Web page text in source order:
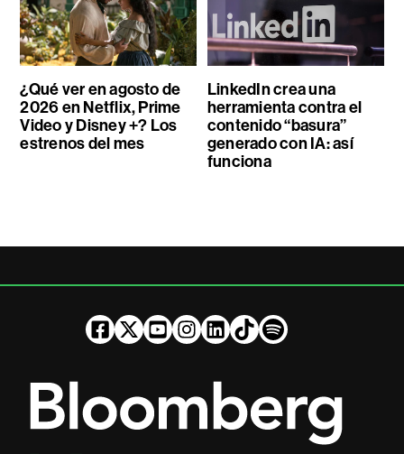
¿Qué ver en agosto de
2026 en Netflix, Prime
Video y Disney +? Los
estrenos del mes
LinkedIn crea una
herramienta contra el
contenido “basura”
generado con IA: así
funciona